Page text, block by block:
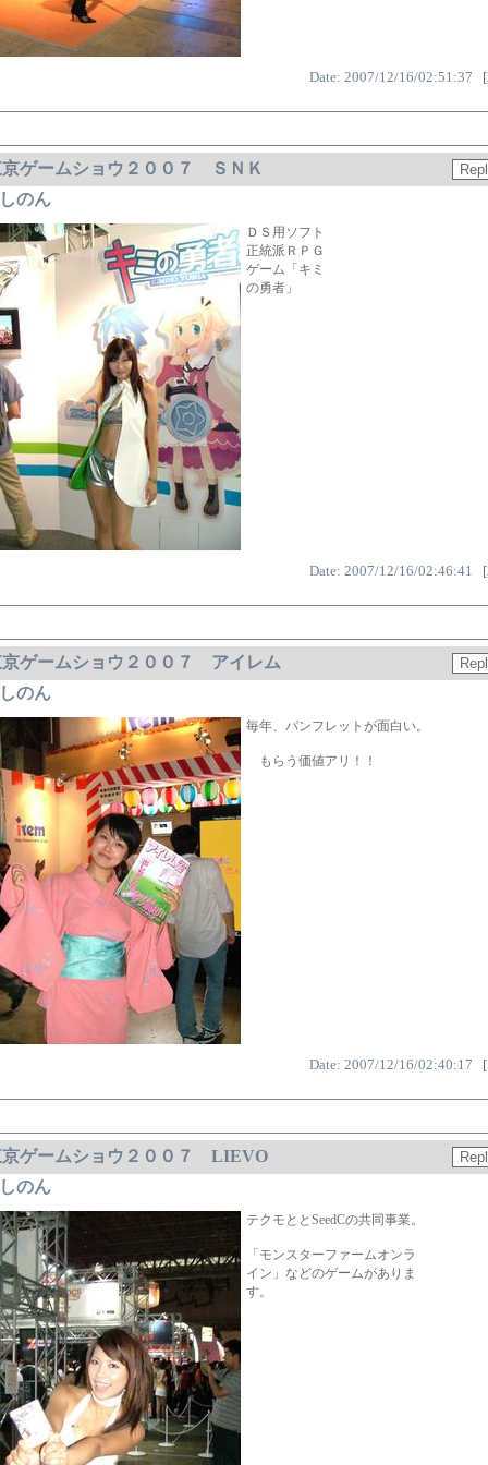
Date: 2007/12/16/02:51:37
ゲームショウ２００７ ＳＮＫ
のん
ＤＳ用ソフト
正統派ＲＰＧ
ゲーム「キミ
の勇者」
Date: 2007/12/16/02:46:41
ゲームショウ２００７ アイレム
のん
毎年、パンフレットが面白い。
もらう価値アリ！！
Date: 2007/12/16/02:40:17
京ゲームショウ２００７ LIEVO
のん
テクモととSeedCの共同事業。
「モンスターファームオンラ
イン」などのゲームがありま
す。